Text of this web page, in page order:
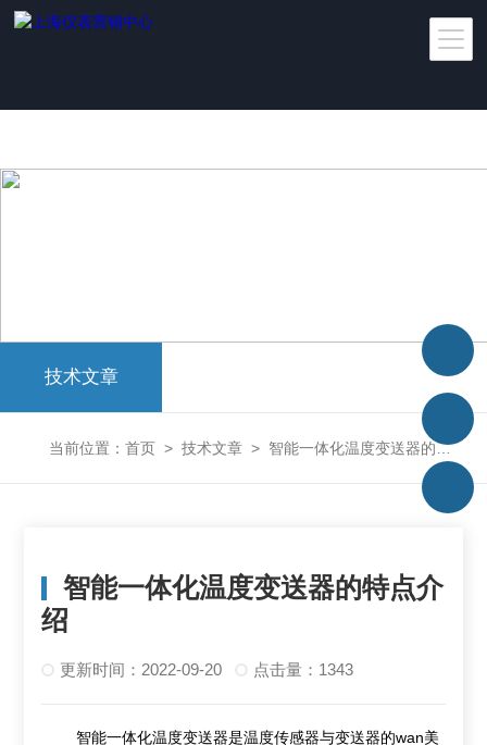
太阳城官网
技术文章
当前位置： 首页 > 技术文章 > 智能一体化温度变送器的特点介绍
智能一体化温度变送器的特点介
绍
更新时间：2022-09-20 点击量：1343
智能一体化温度变送器是温度传感器与变送器的wan美